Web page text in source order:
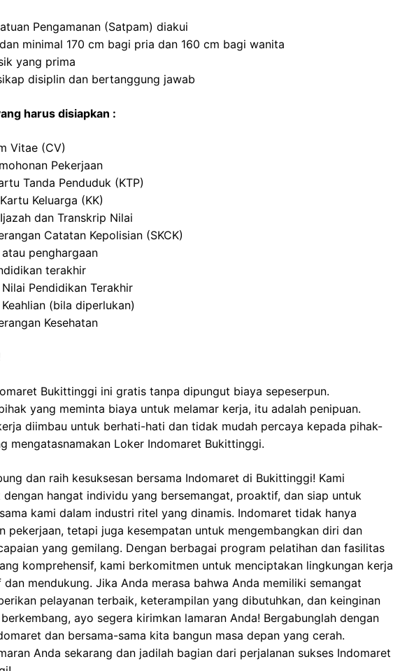
Pengamanan (Satpam) diakui
minimal 170 cm bagi pria dan 160 cm bagi wanita
yang prima
disiplin dan bertanggung jawab
harus disiapkan :
Vitae (CV)
Pekerjaan
Tanda Penduduk (KTP)
Keluarga (KK)
dan Transkrip Nilai
Catatan Kepolisian (SKCK)
penghargaan
terakhir
Pendidikan Terakhir
(bila diperlukan)
Kesehatan
Bukittinggi ini gratis tanpa dipungut biaya sepeserpun.
yang meminta biaya untuk melamar kerja, itu adalah penipuan.
diimbau untuk berhati-hati dan tidak mudah percaya kepada pihak-
mengatasnamakan Loker Indomaret Bukittinggi.
dan raih kesuksesan bersama Indomaret di Bukittinggi! Kami
dengan hangat individu yang bersemangat, proaktif, dan siap untuk
kami dalam industri ritel yang dinamis. Indomaret tidak hanya
pekerjaan, tetapi juga kesempatan untuk mengembangkan diri dan
yang gemilang. Dengan berbagai program pelatihan dan fasilitas
komprehensif, kami berkomitmen untuk menciptakan lingkungan kerja
mendukung. Jika Anda merasa bahwa Anda memiliki semangat
pelayanan terbaik, keterampilan yang dibutuhkan, dan keinginan
ayo segera kirimkan lamaran Anda! Bergabunglah dengan
dan bersama-sama kita bangun masa depan yang cerah.
Anda sekarang dan jadilah bagian dari perjalanan sukses Indomaret